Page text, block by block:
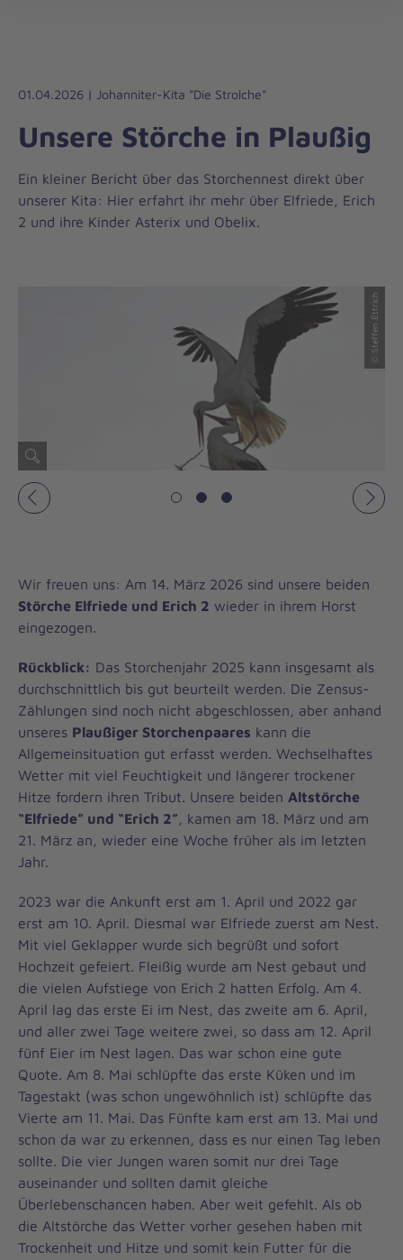
Liebe
Leben
01.04.2026 | Johanniter-Kita "Die Strolche"
Unsere Störche in Plaußig
Ein kleiner Bericht über das Storchennest direkt über
unserer Kita: Hier erfahrt ihr mehr über Elfriede, Erich
2 und ihre Kinder Asterix und Obelix.
© Steffen Ettrich
Vorheriges
Wir freuen uns: Am 14. März 2026 sind unsere beiden
Störche Elfriede und Erich 2 wieder in ihrem Horst
eingezogen.
Rückblick: Das Storchenjahr 2025 kann insgesamt als
durchschnittlich bis gut beurteilt werden. Die Zensus-
Zählungen sind noch nicht abgeschlossen, aber anhand
unseres Plaußiger Storchenpaares kann die
Allgemeinsituation gut erfasst werden. Wechselhaftes
Wetter mit viel Feuchtigkeit und längerer trockener
Hitze fordern ihren Tribut. Unsere beiden Altstörche
“Elfriede” und “Erich 2” , kamen am 18. März und am
21. März an, wieder eine Woche früher als im letzten
Jahr.
2023 war die Ankunft erst am 1. April und 2022 gar
erst am 10. April. Diesmal war Elfriede zuerst am Nest.
Mit viel Geklapper wurde sich begrüßt und sofort
Hochzeit gefeiert. Fleißig wurde am Nest gebaut und
die vielen Aufstiege von Erich 2 hatten Erfolg. Am 4.
April lag das erste Ei im Nest, das zweite am 6. April,
und aller zwei Tage weitere zwei, so dass am 12. April
fünf Eier im Nest lagen. Das war schon eine gute
Quote. Am 8. Mai schlüpfte das erste Küken und im
Tagestakt (was schon ungewöhnlich ist) schlüpfte das
Vierte am 11. Mai. Das Fünfte kam erst am 13. Mai und
schon da war zu erkennen, dass es nur einen Tag leben
sollte. Die vier Jungen waren somit nur drei Tage
auseinander und sollten damit gleiche
Überlebenschancen haben. Aber weit gefehlt. Als ob
die Altstörche das Wetter vorher gesehen haben mit
Trockenheit und Hitze und somit kein Futter für die